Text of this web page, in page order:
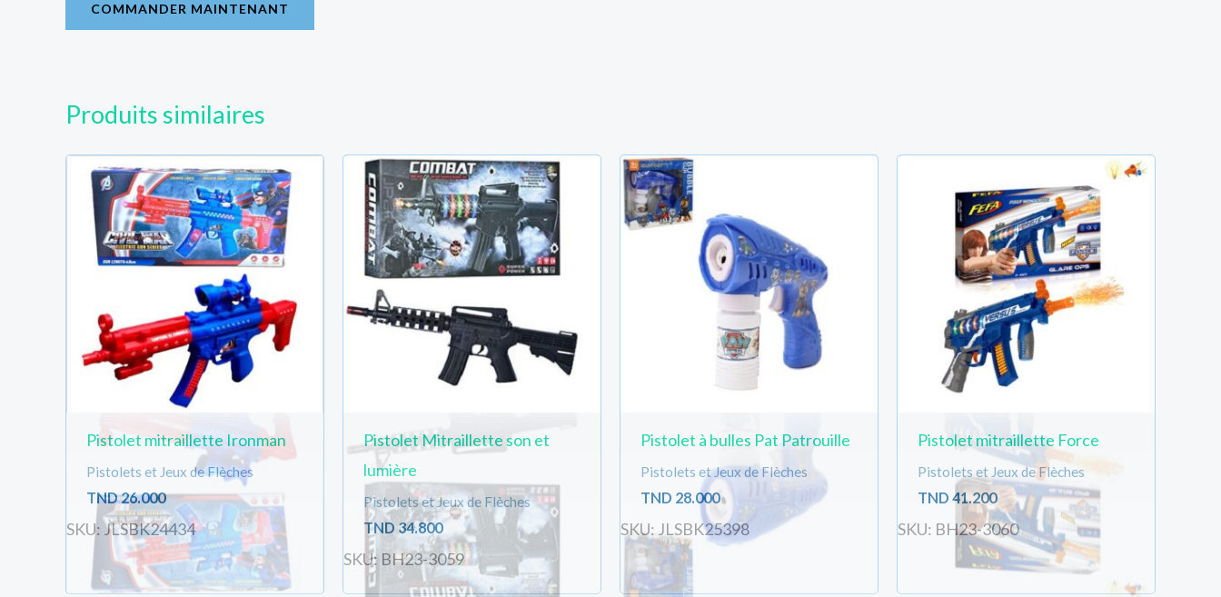
COMMANDER MAINTENANT
Produits similaires
Pistolet mitraillette Ironman
Pistolets et Jeux de Flèches
TND26.000
SKU: JLSBK24434
Pistolet Mitraillette son et
lumière
Pistolets et Jeux de Flèches
TND 34.800
SKU: BH23-3059
Pistolet à bulles Pat Patrouille
Pistolets et Jeux de Flèches
TND 28.000
SKU: JLSBK25398
Pistolet mitraillette Force
Pistolets et Jeux de Flèches
TND 41.200
SKU: BH23-3060